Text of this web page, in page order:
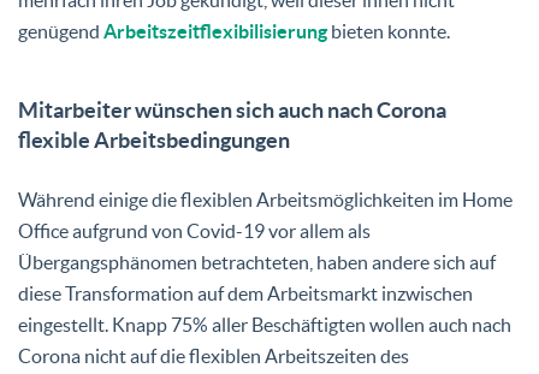
genügend Arbeitszeitflexibilisierungbieten konnte.
Mitarbeiter wünschen sich auch nach Corona
flexible Arbeitsbedingungen
Während einige die flexiblen Arbeitsmöglichkeiten im Home
Office aufgrund von Covid-19 vor allem als
Übergangsphänomen betrachteten, haben andere sich auf
diese Transformation auf dem Arbeitsmarkt inzwischen
eingestellt. Knapp 75% aller Beschäftigten wollen auch nach
Corona nicht auf die flexiblen Arbeitszeiten des